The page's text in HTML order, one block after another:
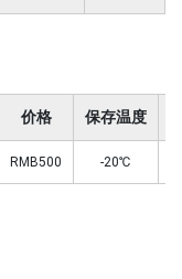
价格 保存温度
RMB500 -20℃